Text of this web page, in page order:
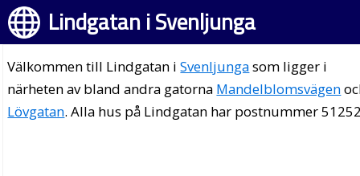
Lindgatan i Svenljunga
Välkommen till Lindgatan iSvenljungasom ligger i
närheten av bland andra gatorna Mandelblomsvägen
Lövgatan. Alla hus på Lindgatan har postnummer